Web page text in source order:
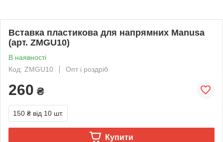
Вставка пластикова для напрямних Manusa
(арт. ZMGU10)
В наявності
Код: ZMGU10
Опт і роздріб
260 ₴
150 ₴ від 10 шт.
Купити